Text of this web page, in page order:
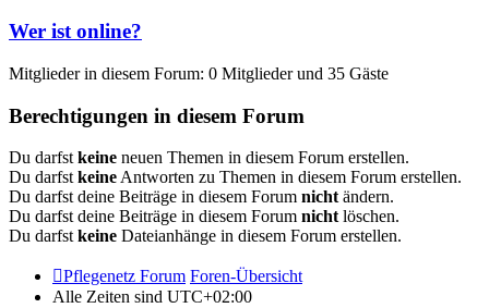
Wer ist online?
Mitglieder in diesem Forum: 0 Mitglieder und 35 Gäste
Berechtigungen in diesem Forum
Du darfst keine neuen Themen in diesem Forum erstellen.
Du darfst keine Antworten zu Themen in diesem Forum erstellen.
Du darfst deine Beiträge in diesem Forum nicht ändern.
Du darfst deine Beiträge in diesem Forum nicht löschen.
Du darfst keine Dateianhänge in diesem Forum erstellen.
Pflegenetz Forum Foren-Übersicht
Alle Zeiten sind UTC+02:00